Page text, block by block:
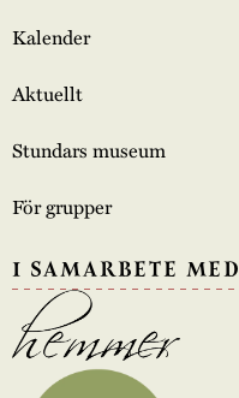
Kalender
Aktuellt
Stundars museum
För grupper
I SAMARBETE MED